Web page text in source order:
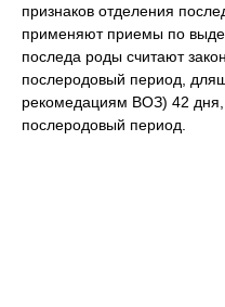
признаков отделения
применяют приемы по
последа роды считают
послеродовый период,
рекомедациям ВОЗ) 42
послеродовый период.